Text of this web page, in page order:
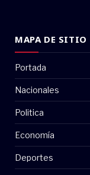
MAPA DE SITIO
Portada
Nacionales
Politica
Economía
Deportes